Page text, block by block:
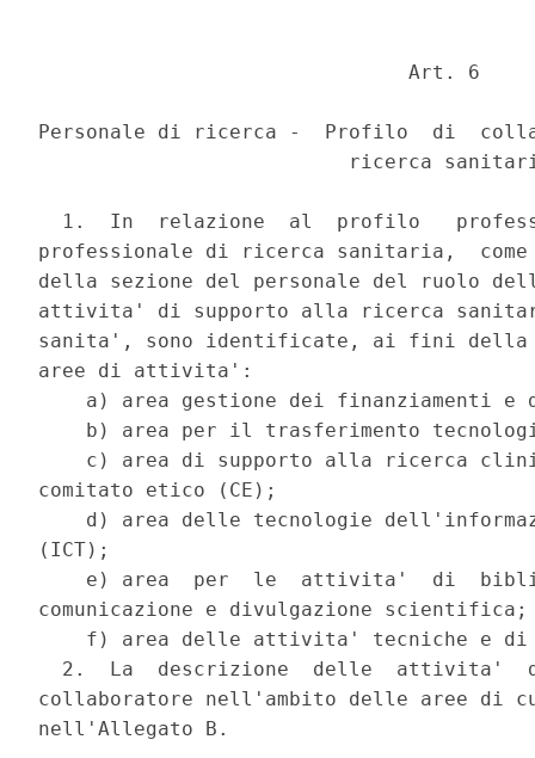
                               Art. 6
Personale di ricerca -  Profilo  di
ricerca
1.  In  relazione  al  profilo
professionale di ricerca sanitaria,
della sezione del personale del ruolo
attivita' di supporto alla ricerca
sanita', sono identificate, ai fini della
aree di attivita':
a) area gestione dei finanziamenti e
b) area per il trasferimento
c) area di supporto alla ricerca
comitato etico (CE);
d) area delle tecnologie
(ICT);
e) area  per  le  attivita'  di
comunicazione e divulgazione
f) area delle attivita' tecniche e
2.  La  descrizione  delle  attivita'
collaboratore nell'ambito delle aree di